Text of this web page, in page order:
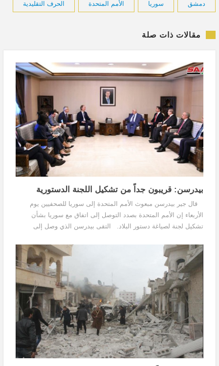
دمشق سوريا الأمم المتحدة الحرف التقليدية
مقالات ذات صلة
بيدرسن: قريبون جداً من تشكيل اللجنة الدستورية
قال جير بيدرسن مبعوث الأمم المتحدة إلى سوريا للصحفيين يوم
الأربعاء إن الأمم المتحدة بصدد التوصل إلى اتفاق مع سوريا بشأن
تشكيل لجنة لصياغة دستور البلاد. التقى بيدرسن الذي وصل إلى